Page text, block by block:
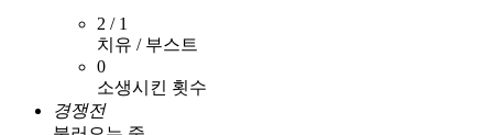
2 / 1
치유 / 부스트
0
소생시킨 횟수
경쟁전